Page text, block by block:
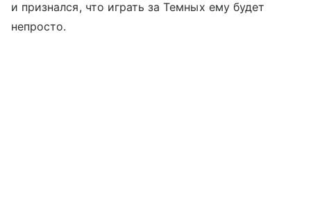
и признался, что играть за Темных ему будет
непросто.